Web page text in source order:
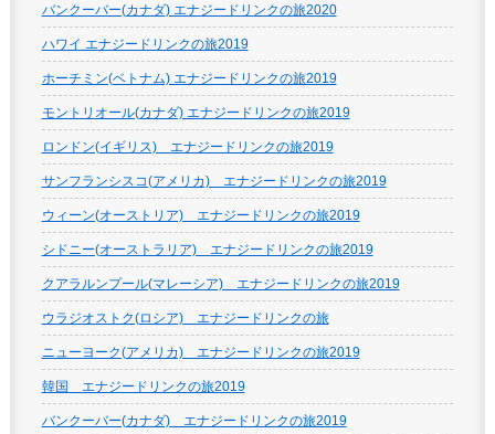
バンクーバー(カナダ) エナジードリンクの旅2020
ハワイ エナジードリンクの旅2019
ホーチミン(ベトナム) エナジードリンクの旅2019
モントリオール(カナダ) エナジードリンクの旅2019
ロンドン(イギリス) エナジードリンクの旅2019
サンフランシスコ(アメリカ) エナジードリンクの旅2019
ウィーン(オーストリア) エナジードリンクの旅2019
シドニー(オーストラリア) エナジードリンクの旅2019
クアラルンプール(マレーシア) エナジードリンクの旅2019
ウラジオストク(ロシア) エナジードリンクの旅
ニューヨーク(アメリカ) エナジードリンクの旅2019
韓国 エナジードリンクの旅2019
バンクーバー(カナダ) エナジードリンクの旅2019